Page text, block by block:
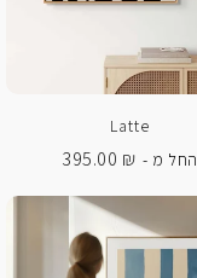
Latte
החל מ -
395.00 ₪